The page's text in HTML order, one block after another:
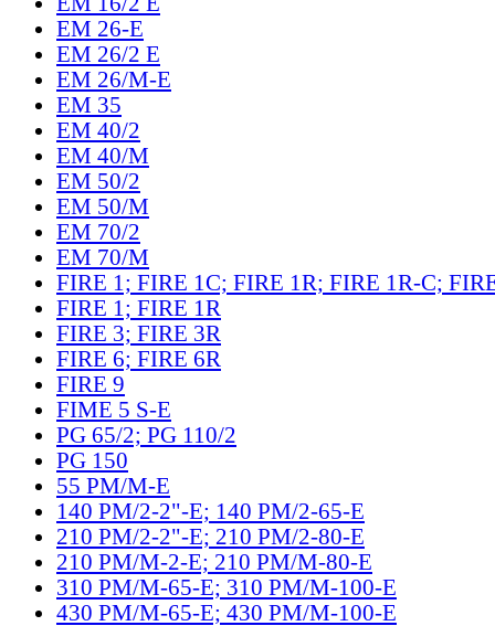
EM 26-E
EM 26/2 E
EM 26/M-E
EM 35
EM 40/2
EM 40/M
EM 50/2
EM 50/M
EM 70/2
EM 70/M
FIRE 1; FIRE 1C; FIRE 1R; FIRE 1R-C;
FIRE 1; FIRE 1R
FIRE 3; FIRE 3R
FIRE 6; FIRE 6R
FIRE 9
FIME 5 S-E
PG 65/2; PG 110/2
PG 150
55 PM/M-E
140 PM/2-2"-E; 140 PM/2-65-E
210 PM/2-2"-E; 210 PM/2-80-E
210 PM/M-2-E; 210 PM/M-80-E
310 PM/M-65-E; 310 PM/M-100-E
430 PM/M-65-E; 430 PM/M-100-E